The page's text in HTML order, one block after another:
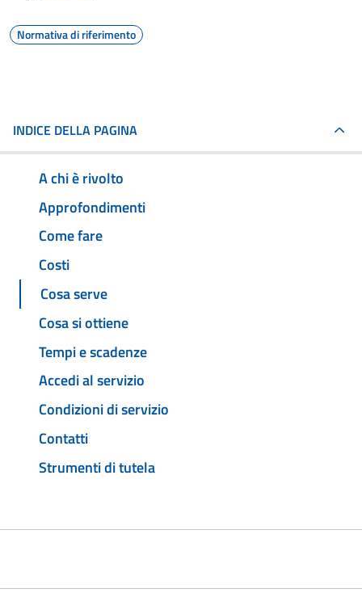
Normativa di riferimento
INDICE DELLA PAGINA
A chi è rivolto
Approfondimenti
Come fare
Costi
Cosa serve
Cosa si ottiene
Tempi e scadenze
Accedi al servizio
Condizioni di servizio
Contatti
Strumenti di tutela